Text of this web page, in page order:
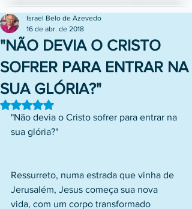
"NÃO DEVIA O CRISTO
SOFRER PARA ENTRAR NA
SUA GLÓRIA?"
Israel Belo de Azevedo
16 de abr. de 2018
Avaliado com NaN de 5 estrelas.
"Não devia o Cristo sofrer para entrar na
sua glória?"
Ressurreto, numa estrada que vinha de
Jerusalém, Jesus começa sua nova
vida, com um corpo transformado